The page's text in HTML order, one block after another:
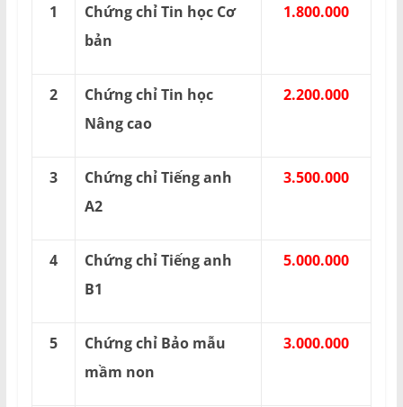
1
Chứng chỉ Tin học Cơ
bản
1.800.000
2
Chứng chỉ Tin học
Nâng cao
2.200.000
3
Chứng chỉ Tiếng anh
A2
3.500.000
4
Chứng chỉ Tiếng anh
B1
5.000.000
5
Chứng chỉ Bảo mẫu
mầm non
3.000.000